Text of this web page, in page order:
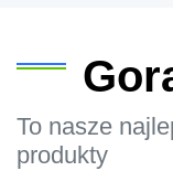
To nasze
produkty